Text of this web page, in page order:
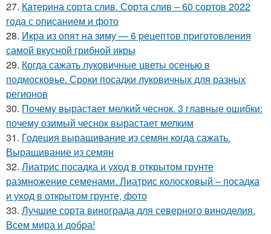
27. Катерина сорта слив. Сорта слив – 60 сортов 2022
года с описанием и фото
28. Икра из опят на зиму — 6 рецептов приготовления
самой вкусной грибной икры
29. Когда сажать луковичные цветы осенью в
подмосковье. Сроки посадки луковичных для разных
регионов
30. Почему вырастает мелкий чеснок. 3 главные ошибки:
почему озимый чеснок вырастает мелким
31. Годеция выращивание из семян когда сажать.
Выращивание из семян
32. Лиатрис посадка и уход в открытом грунте
размножение семенами. Лиатрис колосковый – посадка
и уход в открытом грунте, фото
33. Лучшие сорта винограда для северного виноделия.
Всем мира и добра!